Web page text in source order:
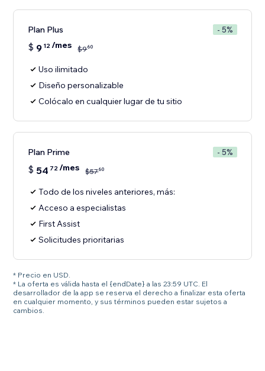
Plan Plus - 5%
$ 9 12/mes $960
Uso ilimitado
Diseño personalizable
Colócalo en cualquier lugar de tu sitio
Plan Prime - 5%
$ 54 72/mes $5760
Todo de los niveles anteriores, más:
Acceso a especialistas
First Assist
Solicitudes prioritarias
* Precio en USD.
* La oferta es válida hasta el {endDate} a las 23:59 UTC. El
desarrollador de la app se reserva el derecho a finalizar esta oferta
en cualquier momento, y sus términos pueden estar sujetos a
cambios.